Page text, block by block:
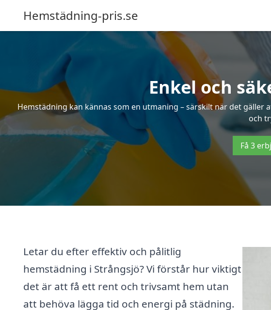
Hemstädning-pris.se
Enkel och
Hemstädning kan kännas som en utmaning – särskilt när det
och
Få 3
Letar du efter effektiv och pålitlig
hemstädning i Strångsjö? Vi förstår hur viktigt
det är att få ett rent och trivsamt hem utan
att behöva lägga tid och energi på städning.